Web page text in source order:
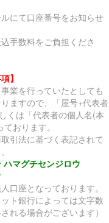
にて口座番号をお知らせ
手数料をご負担くださ
】
業を行っていたとしても
ますので、「屋号+代表者
くは「代表者の個人名(本
おります。
引法に基づく表記されて
マグチセンジロウ
口座となっております。
ット銀行によっては文字数
れる場合がございます）